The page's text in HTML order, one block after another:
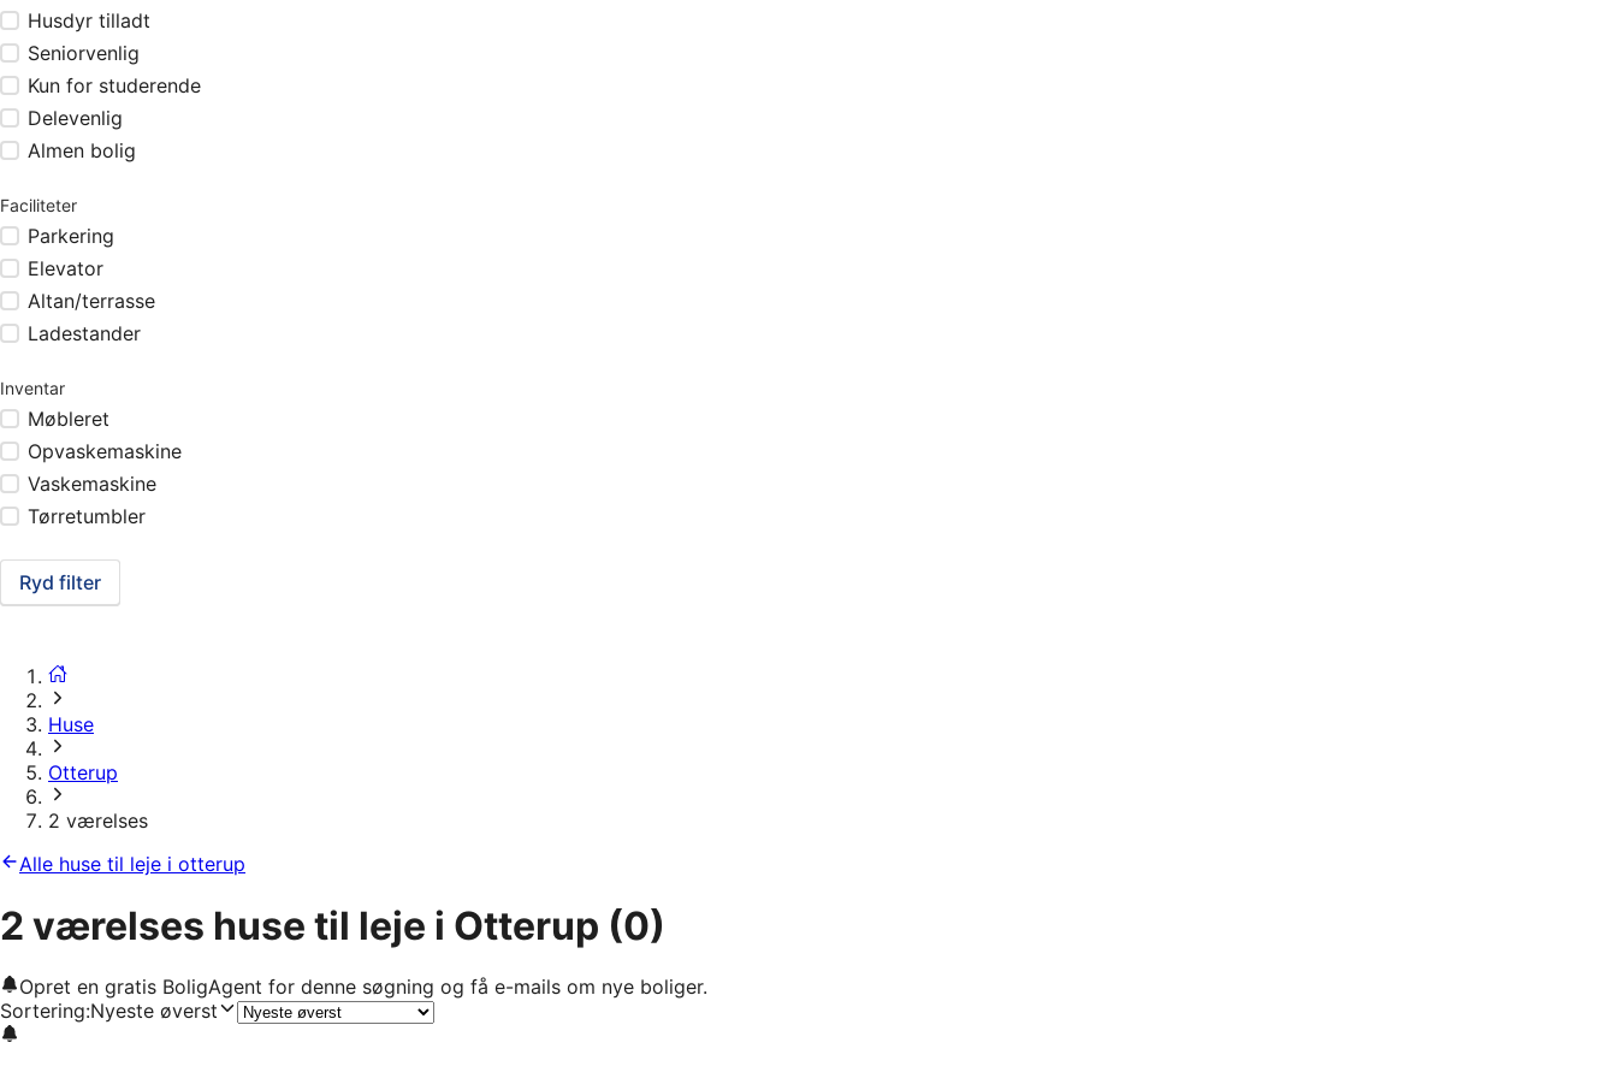
Husdyr tilladt
Seniorvenlig
Kun for studerende
Delevenlig
Almen bolig
Faciliteter
Parkering
Elevator
Altan/terrasse
Ladestander
Inventar
Møbleret
Opvaskemaskine
Vaskemaskine
Tørretumbler
Ryd filter
Huse
Otterup
2 værelses
Alle huse til leje i otterup
2 værelses huse til leje i Otterup (0)
Opret en gratis BoligAgent for denne søgning og få e-mails om nye boliger.
Sortering:Nyeste øverst